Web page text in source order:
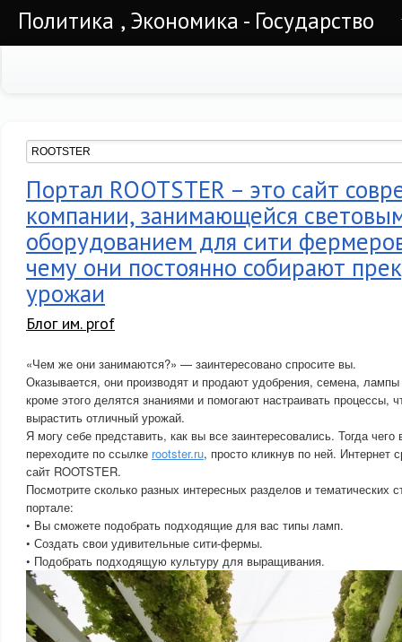
Политика , Экономика - Государство
Портал ROOTSTER – это сайт
компании, занимающейся
оборудованием для сити
чему они постоянно собирают
урожаи
Блог им. prof
«Чем же они занимаются?» — заинтересовано спросите вы.
Оказывается, они производят и продают удобрения, семена,
кроме этого делятся знаниями и помогают настраивать процессы,
вырастить отличный урожай.
Я могу себе представить, как вы все заинтересовались. Тогда
переходите по ссылке rootster.ru, просто кликнув по ней. Интернет
сайт ROOTSTER.
Посмотрите сколько разных интересных разделов и тематических
портале:
• Вы сможете подобрать подходящие для вас типы ламп.
• Создать свои удивительные сити-фермы.
• Подобрать подходящую культуру для выращивания.